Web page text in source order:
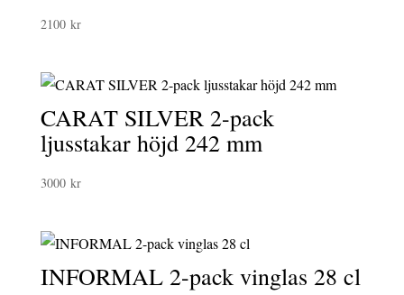
2100 kr
CARAT SILVER 2-pack
ljusstakar höjd 242 mm
3000 kr
INFORMAL 2-pack vinglas 28 cl